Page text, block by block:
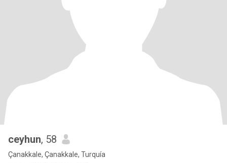
ceyhun, 58
Çanakkale, Çanakkale, Turquía